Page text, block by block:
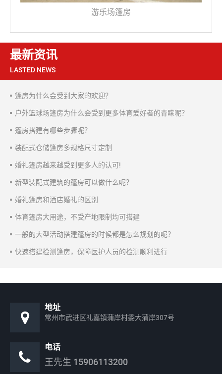
游乐场篷房
最新资讯
LASTED NEWS
篷房为什么会受到大家的欢迎？
户外篮球场篷房为什么会受到更多体育爱好者的青睐呢？
篷房搭建有哪些步骤呢？
装配式仓储篷房多规格尺寸定制
婚礼篷房越来越受到更多人的认可!
新型装配式建筑的篷房可以做什么呢？
婚礼篷房和酒店婚礼的区别
体育篷房大用途，不受产地限制均可搭建
一般的大型活动搭建篷房的时候都是怎么规划的呢？
快速搭建检测篷房，保障医护人员的检测顺利进行
地址
常州市武进区礼嘉镇蒲岸村委大蒲岸307号
电话
王先生 15906113200